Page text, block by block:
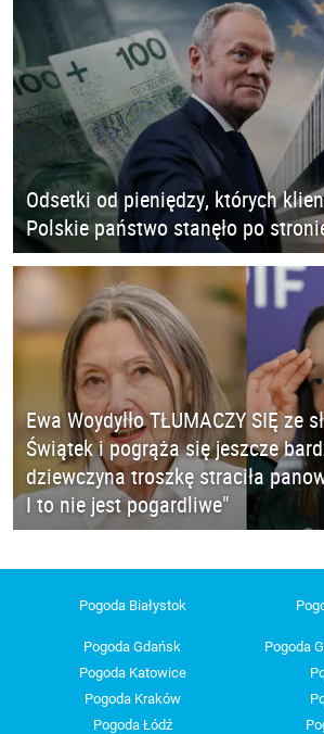
Odsetki od pieniędzy, których
Polskie państwo stanęło po
Ewa Woydyłło TŁUMACZY SIĘ ze
Świątek i pogrąża się jeszcze
dziewczyna troszkę straciła
I to nie jest pogardliwe"
Pogoda Białystok
Pogoda Gdańsk
Pogoda
Pogoda Katowice
Pogoda Kraków
Pogoda Łódź